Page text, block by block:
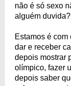
não é só sexo
alguém duvida?
Estamos é
dar e receber
depois mostrar
olímpico, fazer
depois saber